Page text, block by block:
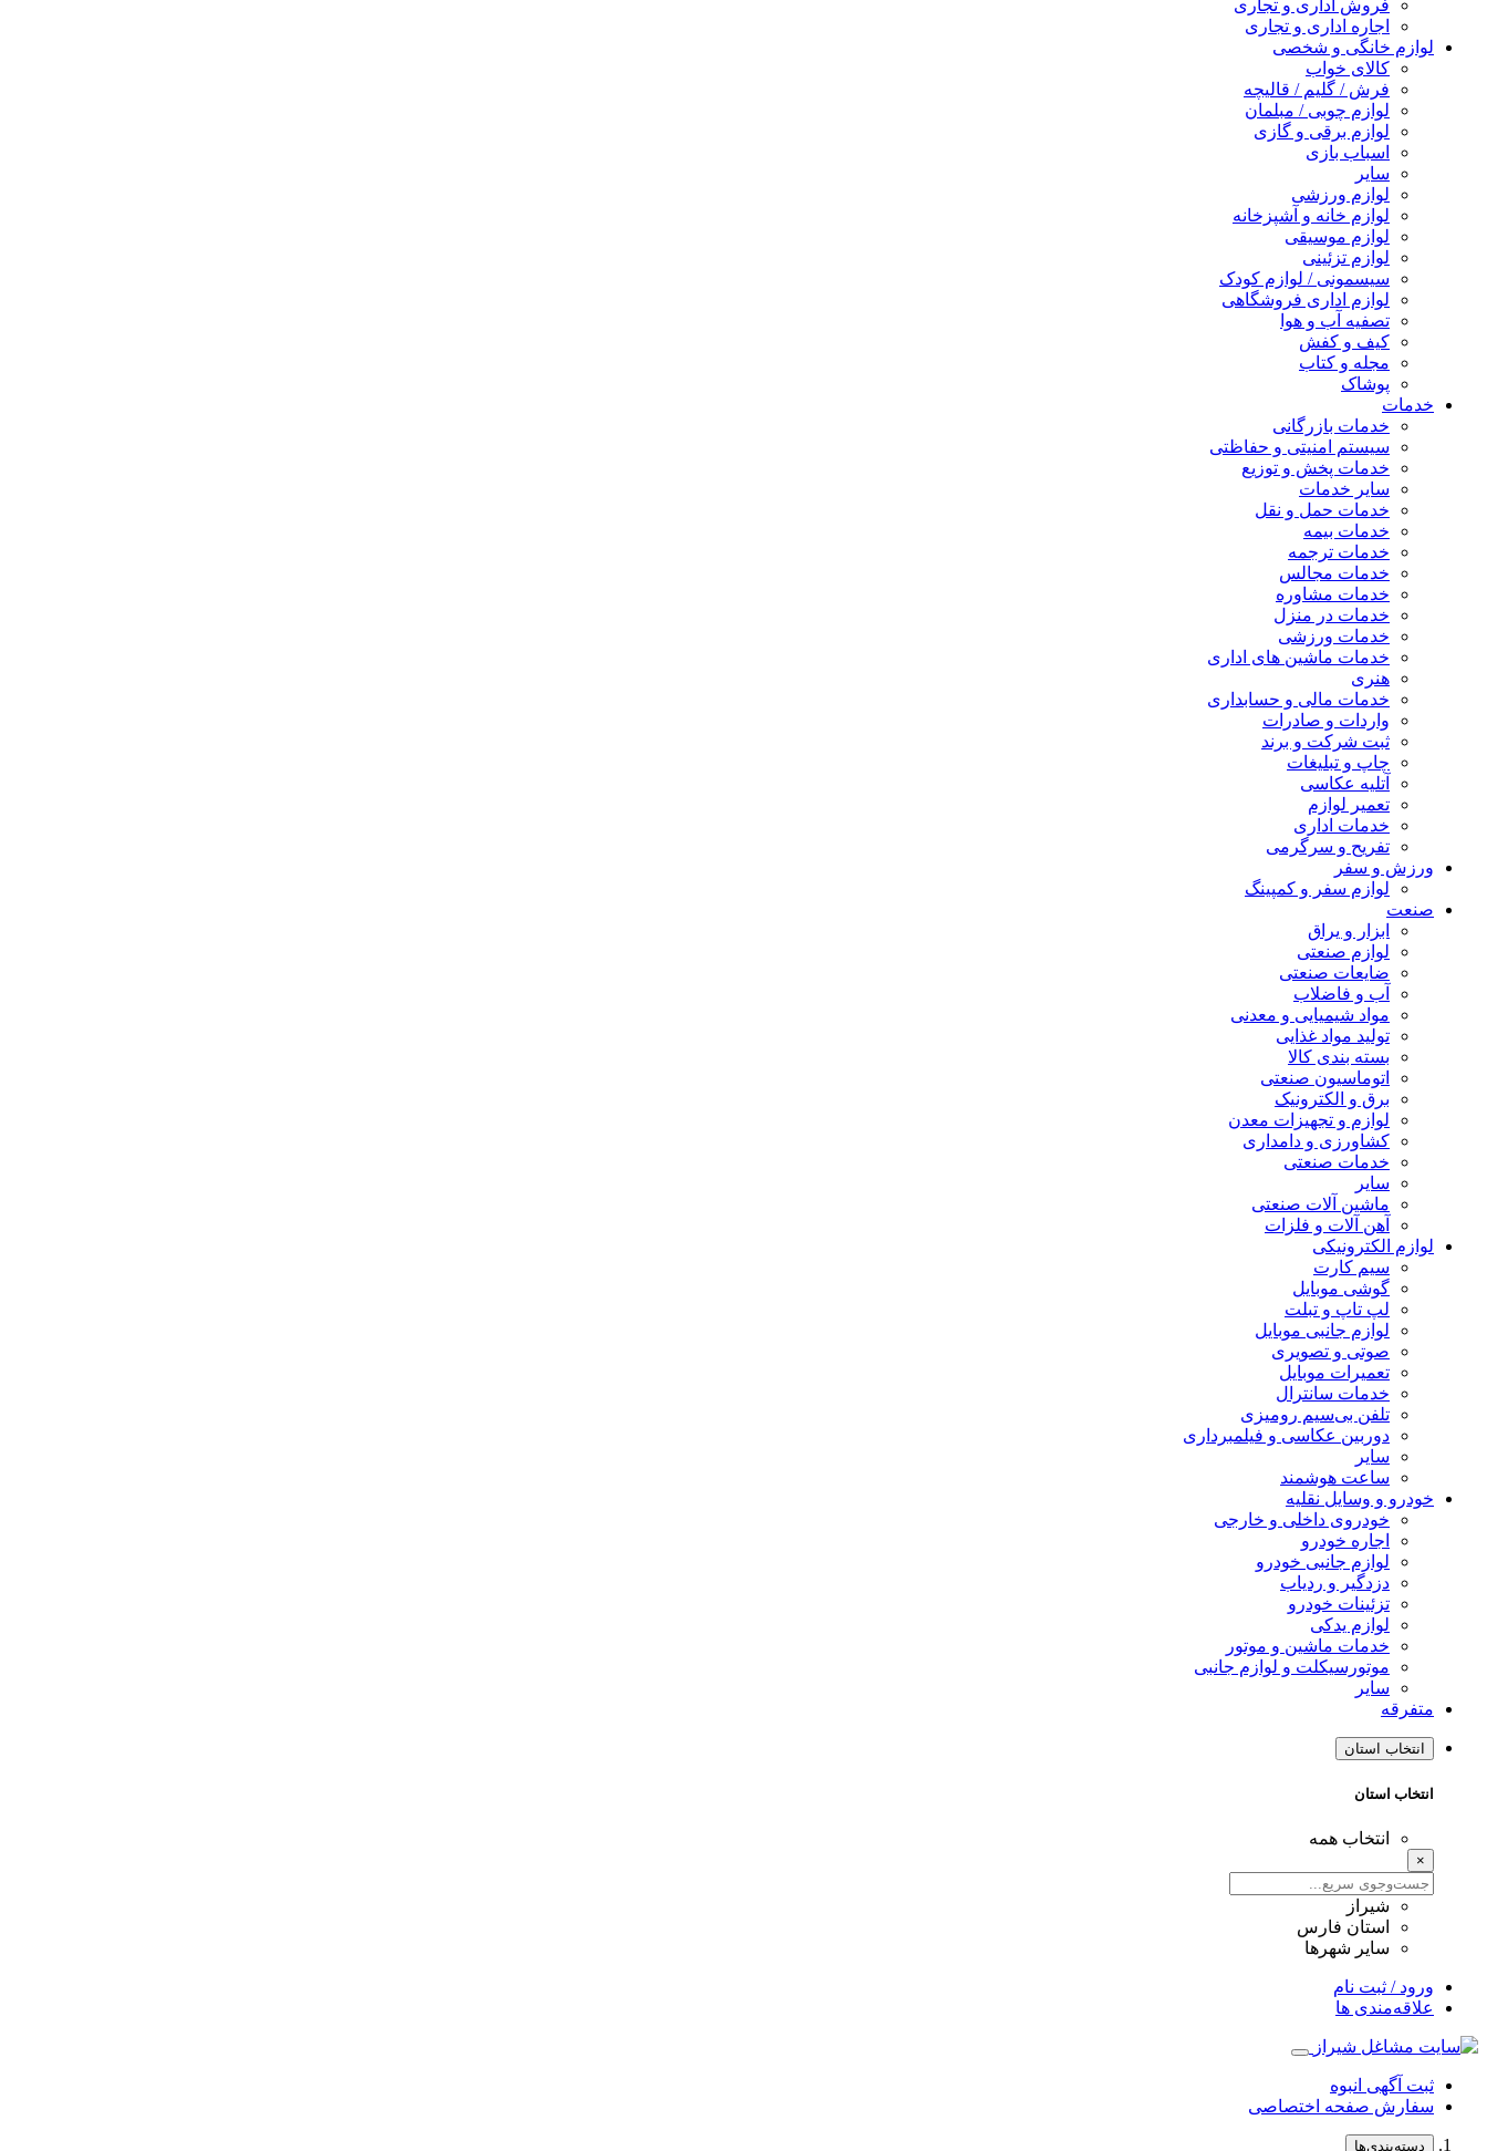
فروش اداری و تجاری
اجاره اداری و تجاری
لوازم خانگی و شخصی
کالای خواب
فرش / گلیم / قالیچه
لوازم چوبی / مبلمان
لوازم برقی و گازی
اسباب بازی
سایر
لوازم ورزشی
لوازم خانه و آشپزخانه
لوازم موسیقی
لوازم تزئینی
سیسمونی / لوازم کودک
لوازم اداری فروشگاهی
تصفیه آب و هوا
کیف و کفش
مجله و کتاب
پوشاک
خدمات
خدمات بازرگانی
سیستم امنیتی و حفاظتی
خدمات پخش و توزیع
سایر خدمات
خدمات حمل و نقل
خدمات بیمه
خدمات ترجمه
خدمات مجالس
خدمات مشاوره
خدمات در منزل
خدمات ورزشی
خدمات ماشین های اداری
هنری
خدمات مالی و حسابداری
واردات و صادرات
ثبت شرکت و برند
چاپ و تبلیغات
آتلیه عکاسی
تعمیر لوازم
خدمات اداری
تفریح و سرگرمی
ورزش و سفر
لوازم سفر و کمپینگ
صنعت
ابزار و یراق
لوازم صنعتی
ضایعات صنعتی
آب و فاضلاب
مواد شیمیایی و معدنی
تولید مواد غذایی
بسته بندی کالا
اتوماسیون صنعتی
برق و الکترونیک
لوازم و تجهیزات معدن
کشاورزی و دامداری
خدمات صنعتی
سایر
ماشین آلات صنعتی
آهن آلات و فلزات
لوازم الکترونیکی
سیم کارت
گوشی موبایل
لپ تاپ و تبلت
لوازم جانبی موبایل
صوتی و تصویری
تعمیرات موبایل
خدمات سانترال
تلفن بی‌سیم رومیزی
دوربین عکاسی و فیلمبرداری
سایر
ساعت هوشمند
خودرو و وسایل نقلیه
خودروی داخلی و خارجی
اجاره خودرو
لوازم جانبی خودرو
دزدگیر و ردیاب
تزئینات خودرو
لوازم یدکی
خدمات ماشین و موتور
موتورسیکلت و لوازم جانبی
سایر
متفرقه
انتخاب استان
انتخاب استان
انتخاب همه
×
شیراز
استان فارس
سایر شهرها
ورود / ثبت نام
علاقه‌مندی ها
ثبت آگهی انبوه
سفارش صفحه اختصاصی
دسته‌بندی‌ها